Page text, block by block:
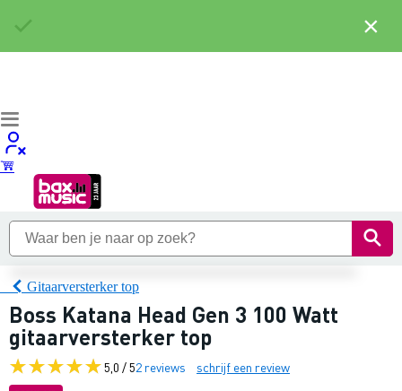
Gitaarversterker top
Boss Katana Head Gen 3 100 Watt
gitaarversterker top
5,0 / 52 reviews schrijf een review
×